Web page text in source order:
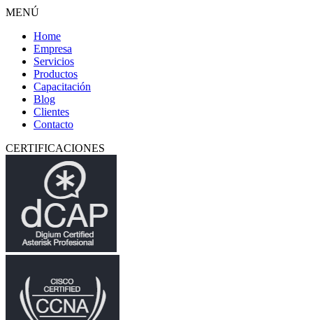
MENÚ
Home
Empresa
Servicios
Productos
Capacitación
Blog
Clientes
Contacto
CERTIFICACIONES